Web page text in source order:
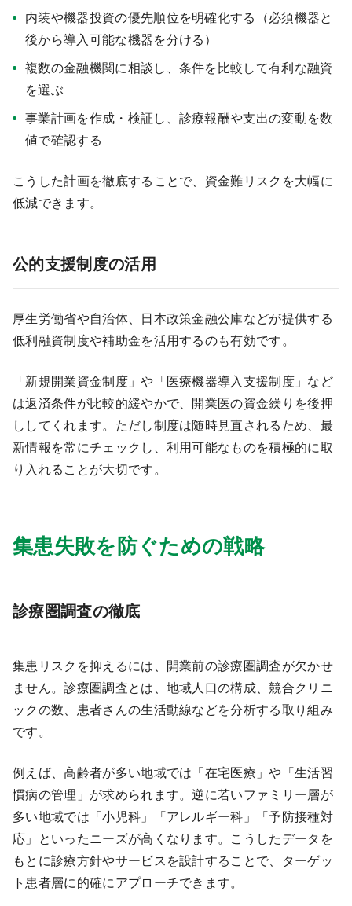
内装や機器投資の優先順位を明確化する（必須機器と
後から導入可能な機器を分ける）
複数の金融機関に相談し、条件を比較して有利な融資
を選ぶ
事業計画を作成・検証し、診療報酬や支出の変動を数
値で確認する
こうした計画を徹底することで、資金難リスクを大幅に
低減できます。
公的支援制度の活用
厚生労働省や自治体、日本政策金融公庫などが提供する
低利融資制度や補助金を活用するのも有効です。
「新規開業資金制度」や「医療機器導入支援制度」など
は返済条件が比較的緩やかで、開業医の資金繰りを後押
ししてくれます。ただし制度は随時見直されるため、最
新情報を常にチェックし、利用可能なものを積極的に取
り入れることが大切です。
集患失敗を防ぐための戦略
診療圏調査の徹底
集患リスクを抑えるには、開業前の診療圏調査が欠かせ
ません。診療圏調査とは、地域人口の構成、競合クリニ
ックの数、患者さんの生活動線などを分析する取り組み
です。
例えば、高齢者が多い地域では「在宅医療」や「生活習
慣病の管理」が求められます。逆に若いファミリー層が
多い地域では「小児科」「アレルギー科」「予防接種対
応」といったニーズが高くなります。こうしたデータを
もとに診療方針やサービスを設計することで、ターゲッ
ト患者層に的確にアプローチできます。